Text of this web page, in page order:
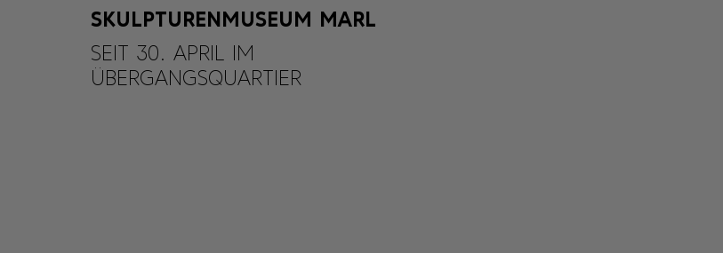
SKULPTURENMUSEUM MARL
SEIT 30. APRIL IM
ÜBERGANGSQUARTIER